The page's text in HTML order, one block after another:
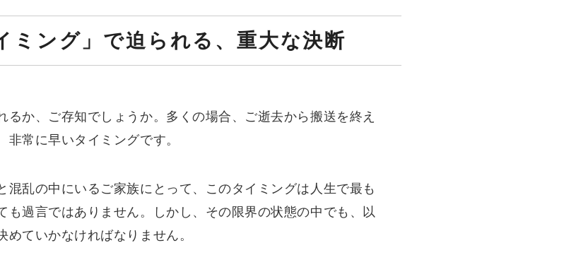
ミング」で迫られる、重大な決断
るか、ご存知でしょうか。多くの場合、ご逝去から搬送を終え
常に早いタイミングです。
混乱の中にいるご家族にとって、このタイミングは人生で最も
も過言ではありません。しかし、その限界の状態の中でも、以
ていかなければなりません。